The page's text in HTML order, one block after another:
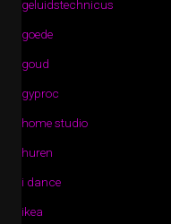
geluidstechnicus
goede
goud
gyproc
home studio
huren
i dance
ikea